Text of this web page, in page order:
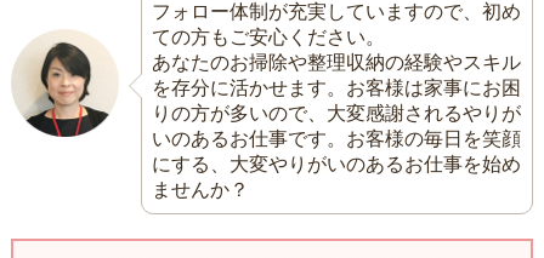
フォロー体制が充実していますので、初め
ての方もご安心ください。
あなたのお掃除や整理収納の経験やスキル
を存分に活かせます。お客様は家事にお困
りの方が多いので、大変感謝されるやりが
いのあるお仕事です。お客様の毎日を笑顔
にする、大変やりがいのあるお仕事を始め
ませんか？